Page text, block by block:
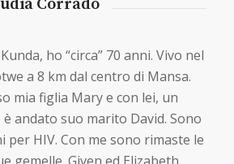
Corrado
ho “circa” 70 anni. Vivo nel
a 8 km dal centro di Mansa.
mia figlia Mary e con lei, un
andato suo marito David. Sono
per HIV. Con me sono rimaste le